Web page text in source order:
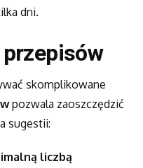
dni.
skomplikowane
pozwala zaoszczędzić
sugestii:
liczbą